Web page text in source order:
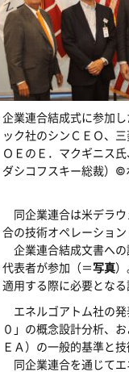
企業連合結成式に参加
ック社のシンＣＥＯ、
ＯＥのＥ．マクギニス
ダシコフスキー総裁）©
同企業連合は米デラウ
合の技術オペレーショ
企業連合結成文書への
代表者が参加（＝写真）
適用する際に必要とな
エネルゴアトム社の発
０」の概念設計分析、
ＥＡ）の一般的基準と
同企業連合を通じてエ